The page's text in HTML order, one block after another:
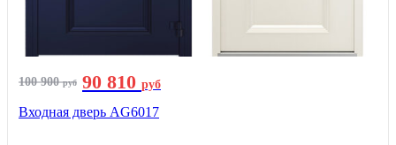
100 900руб 90 810 руб
Входная дверь AG6017